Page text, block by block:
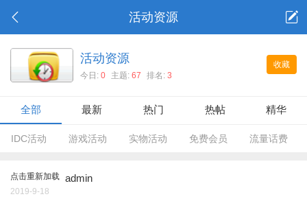
活动资源
收藏
活动资源
今日:0 主题:67 排名:3
全部 最新 热门 热帖 精华
IDC活动 游戏活动 实物活动 免费会员 流量话费
点击重新加载 admin
2019-9-18